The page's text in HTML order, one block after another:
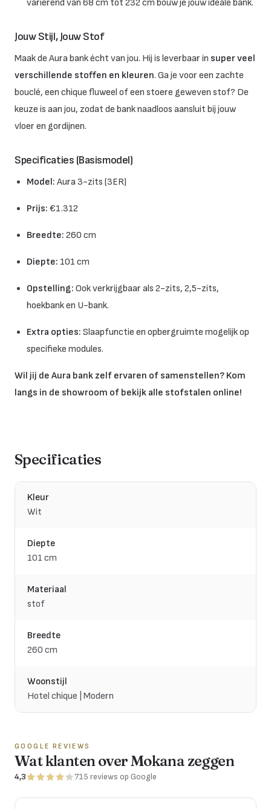
variërend van 68 cm tot 232 cm bouw je jouw ideale bank.
Jouw Stijl, Jouw Stof
Maak de Aura bank écht van jou. Hij is leverbaar in super veel
verschillende stoffen en kleuren. Ga je voor een zachte
bouclé, een chique fluweel of een stoere geweven stof? De
keuze is aan jou, zodat de bank naadloos aansluit bij jouw
vloer en gordijnen.
Specificaties (Basismodel)
Model: Aura 3-zits (3ER)
Prijs: €1.312
Breedte: 260 cm
Diepte: 101 cm
Opstelling: Ook verkrijgbaar als 2-zits, 2,5-zits,
hoekbank en U-bank.
Extra opties: Slaapfunctie en opbergruimte mogelijk op
specifieke modules.
Wil jij de Aura bank zelf ervaren of samenstellen? Kom
langs in de showroom of bekijk alle stofstalen online!
Specificaties
Kleur
Wit
Diepte
101 cm
Materiaal
stof
Breedte
260 cm
Woonstijl
Hotel chique | Modern
GOOGLE REVIEWS
Wat klanten over Mokana zeggen
4,3 715 reviews op Google